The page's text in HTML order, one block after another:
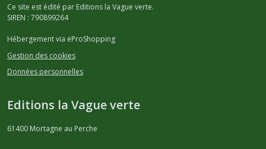
Ce site est édité par Editions la Vague verte.
SIREN : 790899264
Hébergement via eProShopping
Gestion des cookies
Données personnelles
Editions la Vague verte
61400 Mortagne au Perche